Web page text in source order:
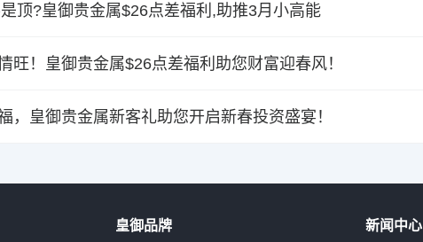
顶?皇御贵金属$26点差福利,助推3月小高能
旺！皇御贵金属$26点差福利助您财富迎春风！
，皇御贵金属新客礼助您开启新春投资盛宴！
皇御品牌 新闻中心